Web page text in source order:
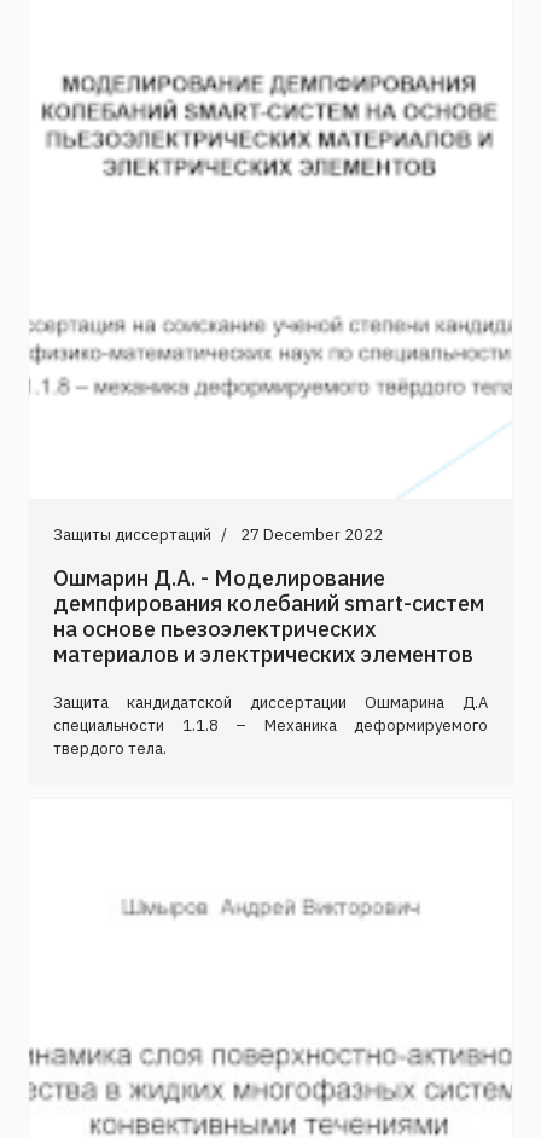
Защиты диссертаций 27 December 2022
Ошмарин Д.А. - Моделирование
демпфирования колебаний smart-систем
на основе пьезоэлектрических
материалов и электрических элементов
Защита кандидатской диссертации Ошмарина Д.А
специальности 1.1.8 – Механика деформируемого
твердого тела.